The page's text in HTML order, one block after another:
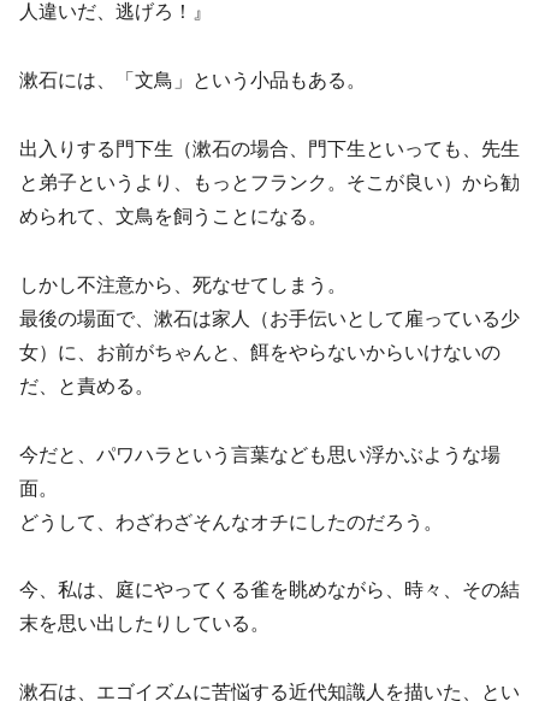
人違いだ、逃げろ！』
漱石には、「文鳥」という小品もある。
出入りする門下生（漱石の場合、門下生といっても、先生
と弟子というより、もっとフランク。そこが良い）から勧
められて、文鳥を飼うことになる。
しかし不注意から、死なせてしまう。
最後の場面で、漱石は家人（お手伝いとして雇っている少
女）に、お前がちゃんと、餌をやらないからいけないの
だ、と責める。
今だと、パワハラという言葉なども思い浮かぶような場
面。
どうして、わざわざそんなオチにしたのだろう。
今、私は、庭にやってくる雀を眺めながら、時々、その結
末を思い出したりしている。
漱石は、エゴイズムに苦悩する近代知識人を描いた、とい